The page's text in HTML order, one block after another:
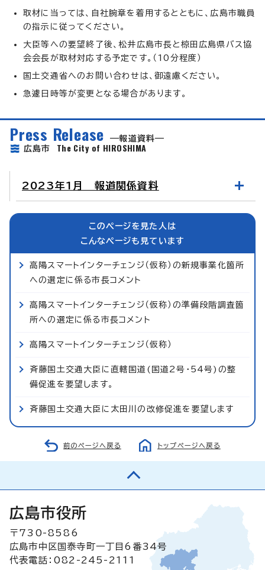
取材に当っては、自社腕章を着用するとともに、広島市職員
の指示に従ってください。
大臣等への要望終了後、松井広島市長と椋田広島県バス協
会会長が取材対応する予定です。（10分程度）
国土交通省へのお問い合わせは、御遠慮ください。
急遽日時等が変更となる場合があります。
Press Release
報道資料
広島市 The City of HIROSHIMA
2023年1月 報道関係資料
このページを見た人は
こんなページも見ています
高陽スマートインターチェンジ（仮称）の新規事業化箇所
への選定に係る市長コメント
高陽スマートインターチェンジ（仮称）の準備段階調査箇
所への選定に係る市長コメント
高陽スマートインターチェンジ（仮称）
斉藤国土交通大臣に直轄国道(国道2号・54号)の整
備促進を要望します。
斉藤国土交通大臣に太田川の改修促進を要望します
前のページへ戻る トップページへ戻る
広島市役所
〒730-8586
広島市中区国泰寺町一丁目6番34号
代表電話：082-245-2111